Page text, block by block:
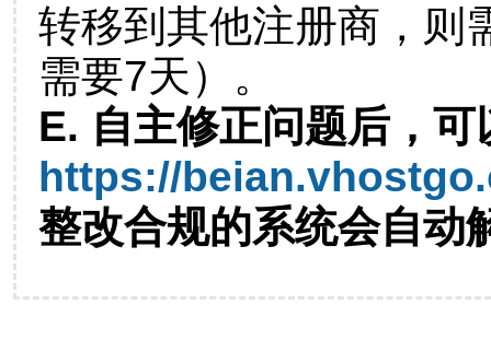
转移到其他注册商，则
需要7天）。
E. 自主修正问题后，可
https://
整改合规的系统会自动